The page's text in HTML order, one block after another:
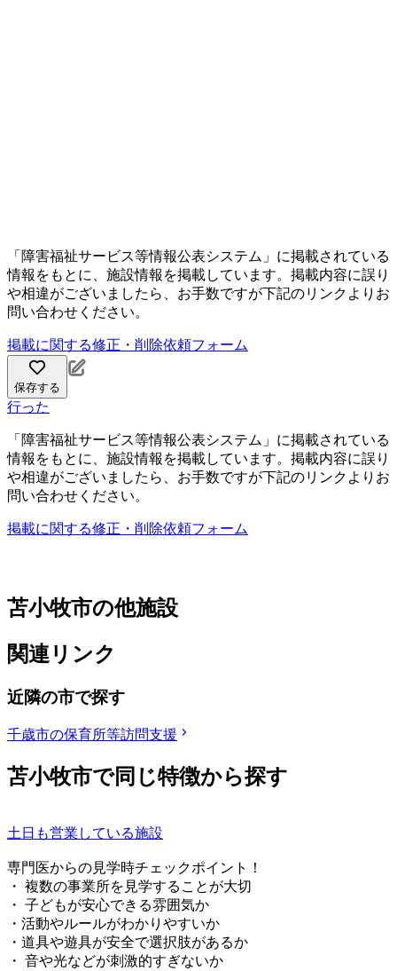
「障害福祉サービス等情報公表システム」に掲載されている
情報をもとに、施設情報を掲載しています。掲載内容に誤り
や相違がございましたら、お手数ですが下記のリンクよりお
問い合わせください。
掲載に関する修正・削除依頼フォーム
保存する
行った
「障害福祉サービス等情報公表システム」に掲載されている
情報をもとに、施設情報を掲載しています。掲載内容に誤り
や相違がございましたら、お手数ですが下記のリンクよりお
問い合わせください。
掲載に関する修正・削除依頼フォーム
苫小牧市の他施設
関連リンク
近隣の市で探す
千歳市の保育所等訪問支援
苫小牧市で同じ特徴から探す
土日も営業している施設
専門医からの見学時チェックポイント！
・ 複数の事業所を見学することが大切
・ 子どもが安心できる雰囲気か
・活動やルールがわかりやすいか
・道具や遊具が安全で選択肢があるか
・ 音や光などが刺激的すぎないか